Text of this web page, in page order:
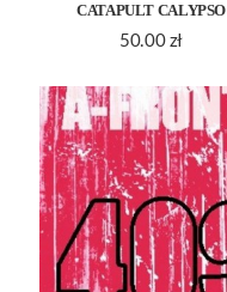
CATAPULT CALYPSO
50.00 zł